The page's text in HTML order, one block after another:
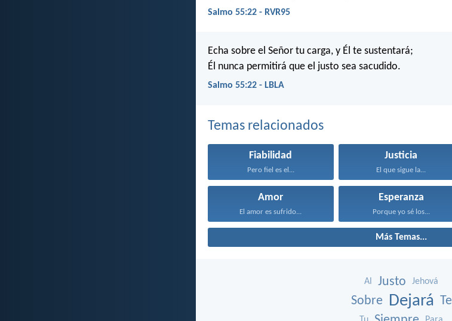
Salmo 55:22 - RVR95
Echa sobre el Señor tu carga, y Él te sustentará;
Él nunca permitirá que el justo sea sacudido.
Salmo 55:22 - LBLA
Temas relacionados
Fiabilidad
Pero fiel es el...
Justicia
El que sigue la...
Amor
El amor es sufrido...
Esperanza
Porque yo sé los...
Más Temas...
Al Justo Jehová
Sobre Dejará Te